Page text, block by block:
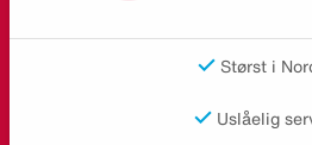
Størst i
Uslåelig